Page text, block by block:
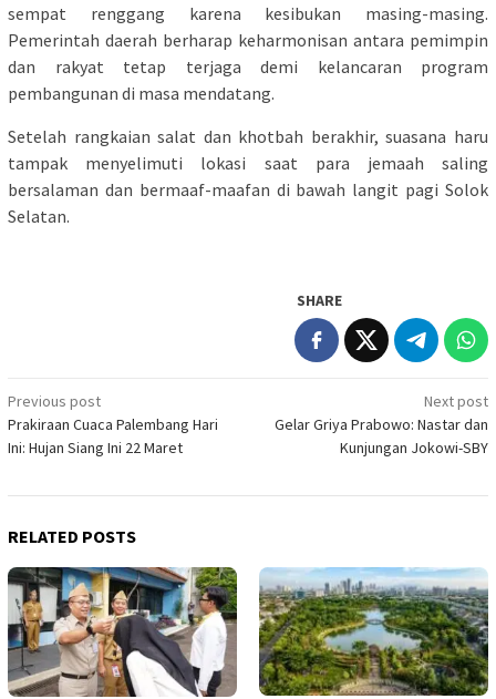
sempat renggang karena kesibukan masing-masing.
Pemerintah daerah berharap keharmonisan antara pemimpin
dan rakyat tetap terjaga demi kelancaran program
pembangunan di masa mendatang.
Setelah rangkaian salat dan khotbah berakhir, suasana haru
tampak menyelimuti lokasi saat para jemaah saling
bersalaman dan bermaaf-maafan di bawah langit pagi Solok
Selatan.
SHARE
Post
navigation
Previous post
Prakiraan Cuaca Palembang Hari
Ini: Hujan Siang Ini 22 Maret
Next post
Gelar Griya Prabowo: Nastar dan
Kunjungan Jokowi-SBY
RELATED POSTS